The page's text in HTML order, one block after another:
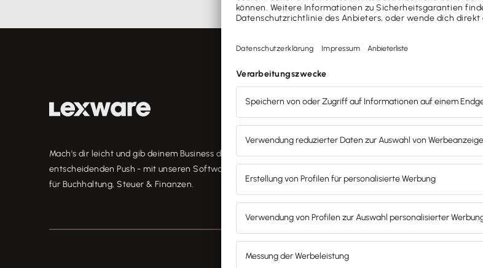
Mach's dir leicht und gib deinem Business den
entscheidenden Push - mit unseren Software-Lösungen
für Buchhaltung, Steuer & Finanzen.